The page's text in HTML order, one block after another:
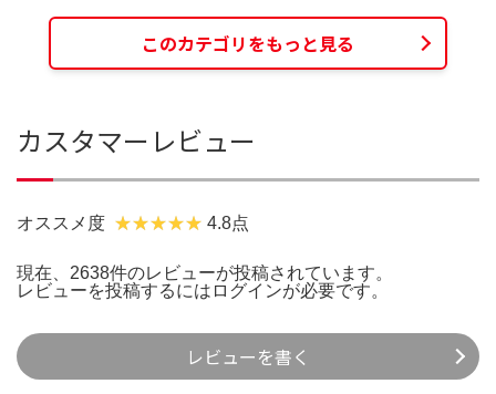
このカテゴリをもっと見る
カスタマーレビュー
オススメ度 4.8点
現在、2638件のレビューが投稿されています。
レビューを投稿するには ログインが必要です。
レビューを書く